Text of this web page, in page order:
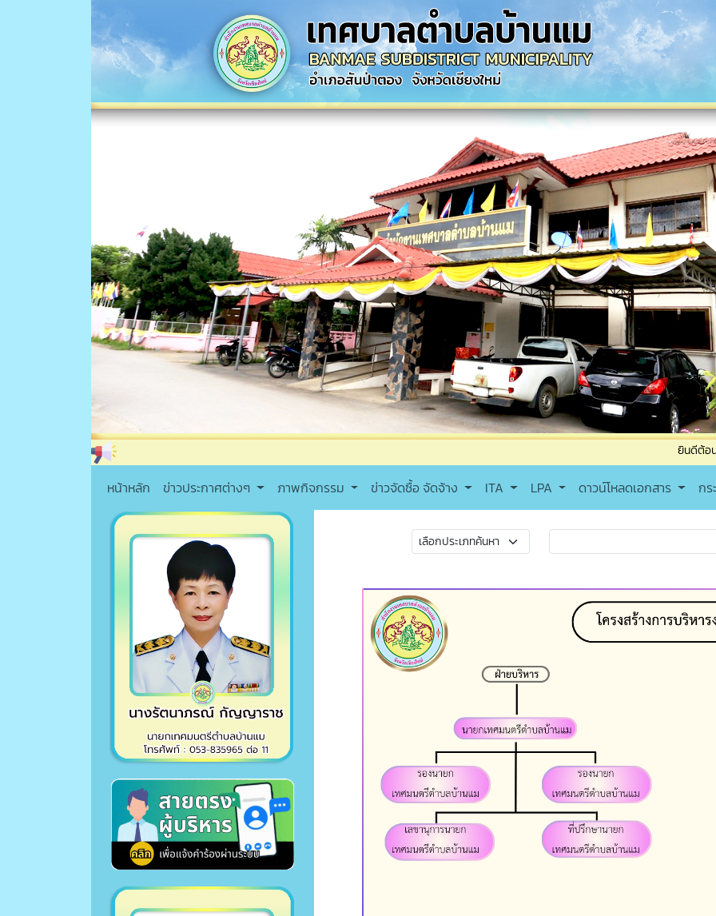
ยินดีต้อนรับเข้าสู่เทศบ
หน้าหลัก ข่าวประกาศต่างๆ ภาพกิจกรรม ข่าวจัดซื้อ จัดจ้าง ITA LPA ดาวน์โหลดเอกสาร ก